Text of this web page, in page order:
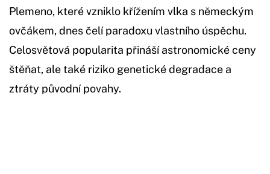
Plemeno, které vzniklo křížením vlka s německým
ovčákem, dnes čelí paradoxu vlastního úspěchu.
Celosvětová popularita přináší astronomické ceny
štěňat, ale také riziko genetické degradace a
ztráty původní povahy.